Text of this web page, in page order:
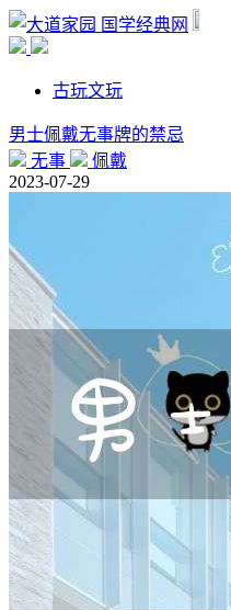
国学经典网
古玩文玩
男士佩戴无事牌的禁忌
无事
佩戴
2023-07-29